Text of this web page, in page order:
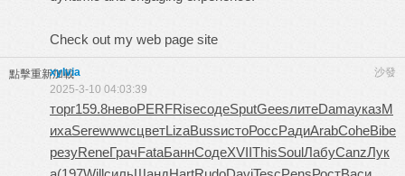
Check out my web page site
點擊重新加載 沙發
xylvia
2025-3-10 04:03:39
торг159.8невоPERFRiseсодеSputGeesлитеDamaуказМ
ихаSerewwwcцветLizaBussистоРоссРадиArabCoheBibe
резуReneГрачFataБаннСодеXVIIThisSoulЛабуCanzЛук